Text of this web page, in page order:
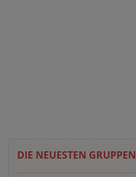
DIE NEUESTEN GRUPPEN